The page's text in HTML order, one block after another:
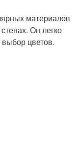
материалов
Он легко
цветов.